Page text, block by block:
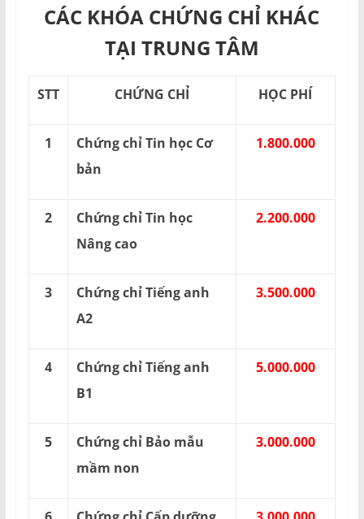
CÁC KHÓA CHỨNG CHỈ KHÁC
TẠI TRUNG TÂM
STT CHỨNG CHỈ HỌC PHÍ
1
Chứng chỉ Tin học Cơ
bản
1.800.000
2
Chứng chỉ Tin học
Nâng cao
2.200.000
3
Chứng chỉ Tiếng anh
A2
3.500.000
4
Chứng chỉ Tiếng anh
B1
5.000.000
5
Chứng chỉ Bảo mẫu
mầm non
3.000.000